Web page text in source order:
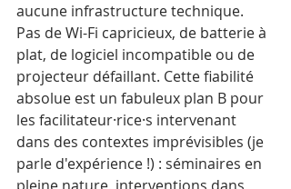
aucune infrastructure technique.
Pas de Wi-Fi capricieux, de batterie à
plat, de logiciel incompatible ou de
projecteur défaillant. Cette fiabilité
absolue est un fabuleux plan B pour
les facilitateur·rice·s intervenant
dans des contextes imprévisibles (je
parle d'expérience !) : séminaires en